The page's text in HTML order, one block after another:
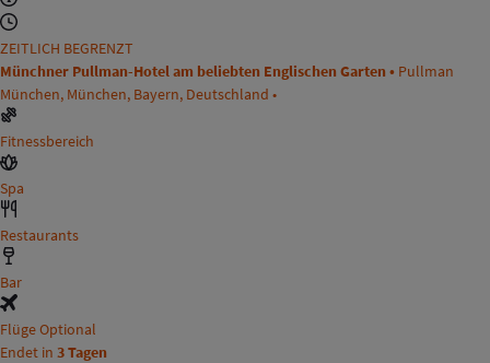
ZEITLICH BEGRENZT
Münchner Pullman-Hotel am beliebten Englischen Garten • Pullman
München, München, Bayern, Deutschland •
Fitnessbereich
Spa
Restaurants
Bar
Flüge Optional
Endet in 3 Tagen